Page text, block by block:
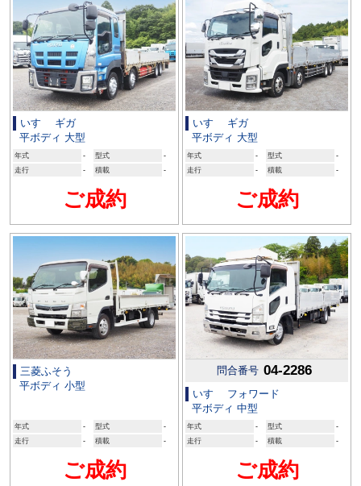
いすゞ ギガ
平ボディ 大型
年式 - 型式
-
走行
- 積載 -
ご成約
いすゞ ギガ
平ボディ 大型
年式 - 型式
-
走行
- 積載 -
ご成約
三菱ふそう
平ボディ 小型
年式 - 型式
-
走行
- 積載 -
ご成約
問合番号 04-2286
いすゞ フォワード
平ボディ 中型
年式 - 型式
-
走行
- 積載 -
ご成約